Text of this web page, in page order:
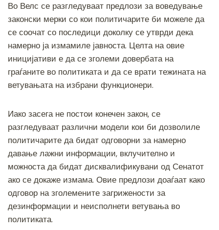
c
e
b
o
o
k
tt
er
ss
e
n
g
er
er e
gr
a
m
at
s
A
p
p
p
y
Li
n
k
ai
l
ar
e
Во Велс се разгледуваат предлози за воведување
законски мерки со кои политичарите би можеле да
се соочат со последици доколку се утврди дека
намерно ја измамиле јавноста. Целта на овие
иницијативи е да се зголеми довербата на
граѓаните во политиката и да се врати тежината на
ветувањата на избрани функционери.
Иако засега не постои конечен закон, се
разгледуваат различни модели кои би дозволиле
политичарите да бидат одговорни за намерно
давање лажни информации, вклучително и
можноста да бидат дисквалификувани од Сенатот
ако се докаже измама. Овие предлози доаѓаат како
одговор на зголемените загрижености за
дезинформации и неисполнети ветувања во
политиката.